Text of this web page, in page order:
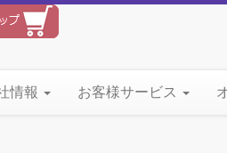
情報 お客様サービス